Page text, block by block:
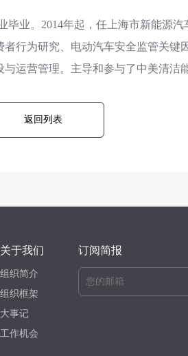
业。2014年起，任上海市新能源
行为研究、电动汽车安全监管关键
运营管理。主导和参与了中美清洁
返回列表
关于我们
组织简介
组织框架
大事记
工作机会
订阅简报